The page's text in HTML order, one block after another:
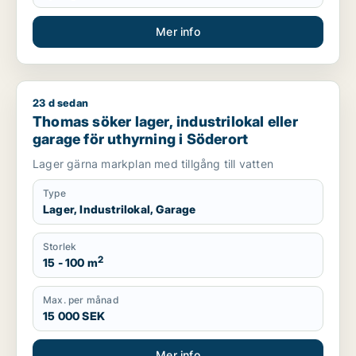
Mer info
Thomas söker lager, industrilokal eller garage för uthyrning
23 d sedan
Thomas söker lager, industrilokal eller
garage för uthyrning i Söderort
Lager gärna markplan med tillgång till vatten
Type
Lager, Industrilokal, Garage
Storlek
15 - 100 m2
Max. per månad
15 000 SEK